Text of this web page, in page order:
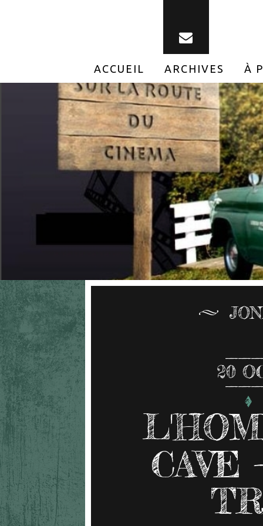
ACCUEIL ARCHIVES À
20